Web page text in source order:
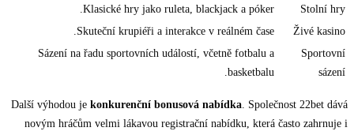
Stolní hry
Klasické hry jako ruleta, blackjack a póker.
Živé kasino
Skuteční krupiéři a interakce v reálném čase.
Sportovní
sázení
Sázení na řadu sportovních událostí, včetně fotbalu a
basketbalu.
Další výhodou je konkurenční bonusová nabídka . Společnost 22bet dává
novým hráčům velmi lákavou registrační nabídku, která často zahrnuje i